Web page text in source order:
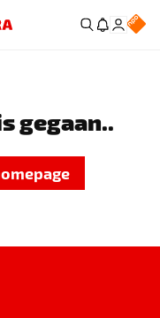
gegaan..